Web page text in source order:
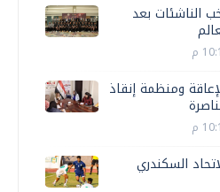
الناشئات بعد
ومنظمة إنقاذ
السكندري